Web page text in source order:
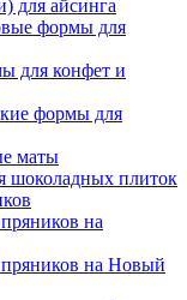
для айсинга
формы для
для конфет и
формы для
маты
шоколадных плиток
на
на Новый